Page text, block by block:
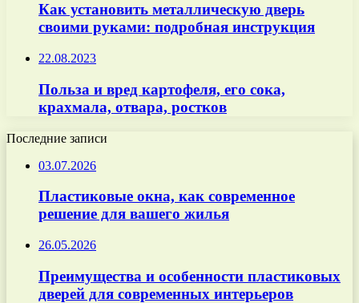
Как установить металлическую дверь
своими руками: подробная инструкция
22.08.2023
Польза и вред картофеля, его сока,
крахмала, отвара, ростков
Последние записи
03.07.2026
Пластиковые окна, как современное
решение для вашего жилья
26.05.2026
Преимущества и особенности пластиковых
дверей для современных интерьеров